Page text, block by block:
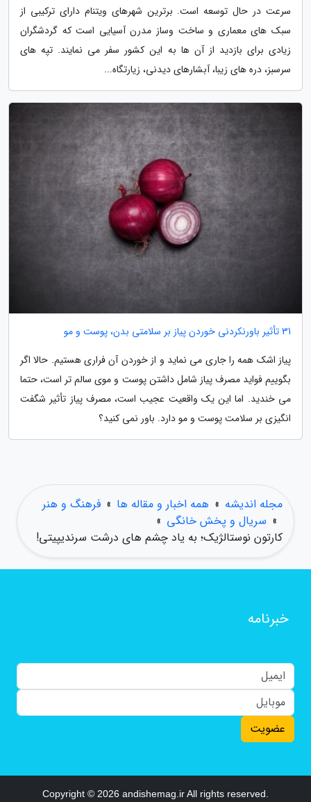
سرعت در حال توسعه است. برترین شهرهای ویتنام دارای ترکیبی از
سبک های معماری و ساخت وساز مدرن آسیایی است که گردشگران
زیادی برای بازدید از آن ها به این کشور سفر می نمایند. تپه های
سرسبز، دره های زیبا، آبشارهای دیدنی، زیارتگاه...
31 تأثیر باورنکردنی خوردن پیاز بر سلامتی بدن، پوست و مو
پیاز اشک همه را جاری می نماید و از خوردن آن فراری هستیم. حالا اگر
بگوییم فواید مصرف پیاز شامل داشتن پوست و موی سالم تر است، حتما
می خندید. اما این یک واقعیت عجیب است، مصرف پیاز تأثیر شگفت
انگیزی بر سلامت پوست و مو دارد. باور نمی کنید؟
مجله اندیشه » همه اخبار و مقاله ها » فرهنگ و هنر
» سریال و پخش خانگی »
کارتون نوستالژیک؛ به یاد چشم های درشت سرندیپیتی!
خبرنامه
عضویت
Copyright © 2026 andishemag.ir All rights reserved.